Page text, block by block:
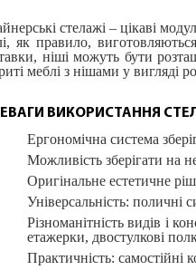
стелажі – цікаві
як правило,
ніші можуть бути
меблі з нішами у вигляді
ВИКОРИСТАННЯ
Ергономічна система
Можливість зберігати на
Оригінальне естетичне
Універсальність: поличні
Різноманітність видів і
етажерки, двостулкові
Практичність: самостійні